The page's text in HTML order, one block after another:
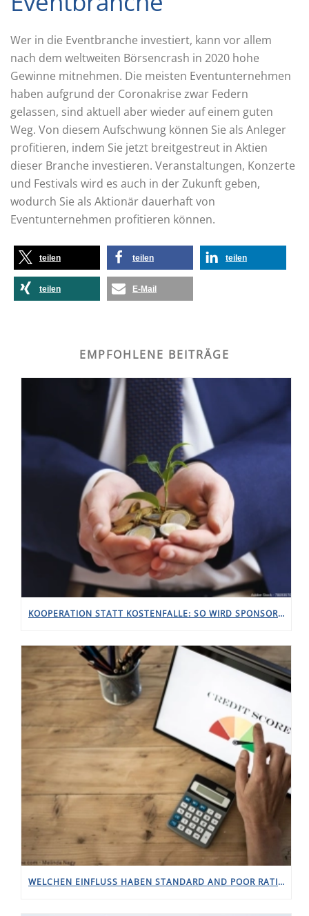
Wer in die Eventbranche investiert, kann vor allem
nach dem weltweiten Börsencrash in 2020 hohe
Gewinne mitnehmen. Die meisten Eventunternehmen
haben aufgrund der Coronakrise zwar Federn
gelassen, sind aktuell aber wieder auf einem guten
Weg. Von diesem Aufschwung können Sie als Anleger
profitieren, indem Sie jetzt breitgestreut in Aktien
dieser Branche investieren. Veranstaltungen, Konzerte
und Festivals wird es auch in der Zukunft geben,
wodurch Sie als Aktionär dauerhaft von
Eventunternehmen profitieren können.
teilen teilen teilen
teilen E-Mail
EMPFOHLENE BEITRÄGE
KOOPERATION STATT KOSTENFALLE: SO WIRD SPONSORING ZUM INVESTMENT
WELCHEN EINFLUSS HABEN STANDARD AND POOR RATINGS IN DEUTSCHLAND?